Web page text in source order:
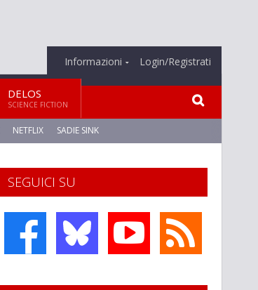
Informazioni Login/Registrati
DELOS
SCIENCE FICTION
NETFLIX SADIE SINK
SEGUICI SU